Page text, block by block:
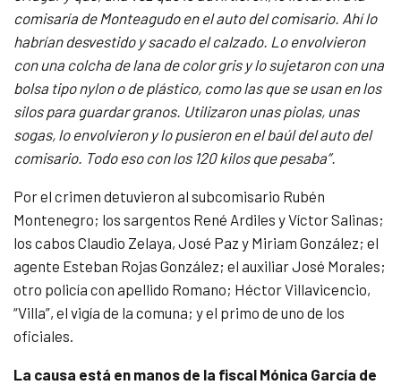
comisaría de Monteagudo en el auto del comisario. Ahí lo
habrían desvestido y sacado el calzado. Lo envolvieron
con una colcha de lana de color gris y lo sujetaron con una
bolsa tipo nylon o de plástico, como las que se usan en los
silos para guardar granos. Utilizaron unas piolas, unas
sogas, lo envolvieron y lo pusieron en el baúl del auto del
comisario. Todo eso con los 120 kilos que pesaba”.
Por el crimen detuvieron al subcomisario Rubén
Montenegro; los sargentos René Ardiles y Víctor Salinas;
los cabos Claudio Zelaya, José Paz y Miriam González; el
agente Esteban Rojas González; el auxiliar José Morales;
otro policía con apellido Romano; Héctor Villavicencio,
“Villa”, el vigía de la comuna; y el primo de uno de los
oficiales.
La causa está en manos de la fiscal Mónica García de